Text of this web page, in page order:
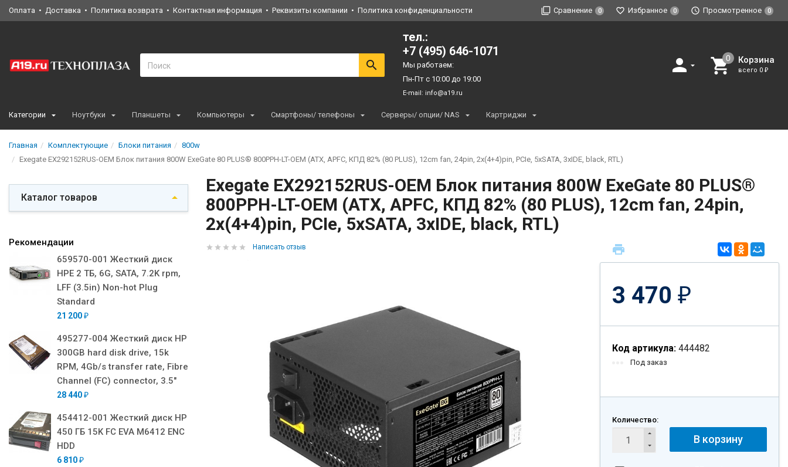
Оплата Доставка Политика возврата Контактная информация Реквизиты компании Политика конфиденциальности Сравнение 0 Избранное 0 Просмотренное 0
тел.:
+7 (495) 646-1071
Мы работаем:
Пн-Пт с 10:00 до 19:00
E-mail: info@a19.ru
Корзина
всего 0 ₽
Категории Ноутбуки Планшеты Компьютеры Смартфоны/ телефоны Серверы/ опции/ NAS Картриджи
Главная Комплектующие Блоки питания
800w
Exegate EX292152RUS-OEM Блок питания 800W ExeGate 80 PLUS® 800PPH-LT-OEM (ATX, APFC, КПД 82% (80 PLUS), 12cm fan, 24pin, 2x(4+4)pin, PCIe, 5xSATA, 3xIDE, black, RTL)
Каталог товаров
Рекомендации
659570-001 Жесткий диск
HPE 2 ТБ, 6G, SATA, 7.2K rpm,
LFF (3.5in) Non-hot Plug
Standard
21 200 ₽
495277-004 Жесткий диск HP
300GB hard disk drive, 15k
RPM, 4Gb/s transfer rate, Fibre
Channel (FC) connector, 3.5"
28 440 ₽
454412-001 Жесткий диск HP
450 ГБ 15K FC EVA M6412 ENC
HDD
6 810 ₽
Exegate EX292152RUS-OEM Блок питания 800W ExeGate 80 PLUS®
800PPH-LT-OEM (ATX, APFC, КПД 82% (80 PLUS), 12cm fan, 24pin,
2x(4+4)pin, PCIe, 5xSATA, 3xIDE, black, RTL)
Написать отзыв
3 470 ₽
Код артикула: 444482
Под заказ
Количество:
В корзину